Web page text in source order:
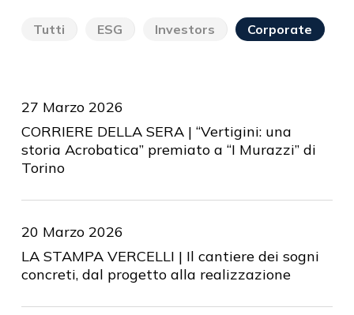
Tutti ESG Investors Corporate
27 Marzo 2026
CORRIERE DELLA SERA | “Vertigini: una
storia Acrobatica” premiato a “I Murazzi” di
Torino
20 Marzo 2026
LA STAMPA VERCELLI | Il cantiere dei sogni
concreti, dal progetto alla realizzazione